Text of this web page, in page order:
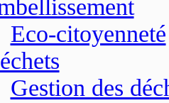
Eco-citoyenneté
Gestion des